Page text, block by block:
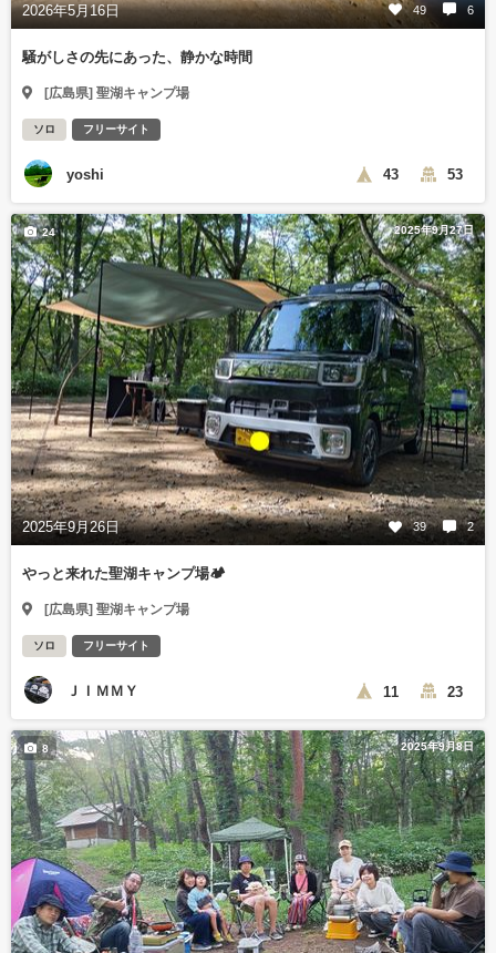
2026年5月16日 49 6
騒がしさの先にあった、静かな時間
[広島県] 聖湖キャンプ場
ソロ フリーサイト
yoshi 43 53
2025年9月27日
2025年9月26日 39 2
24
やっと来れた聖湖キャンプ場🏕️
[広島県] 聖湖キャンプ場
ソロ フリーサイト
ＪＩＭＭＹ 11 23
2025年9月8日
8